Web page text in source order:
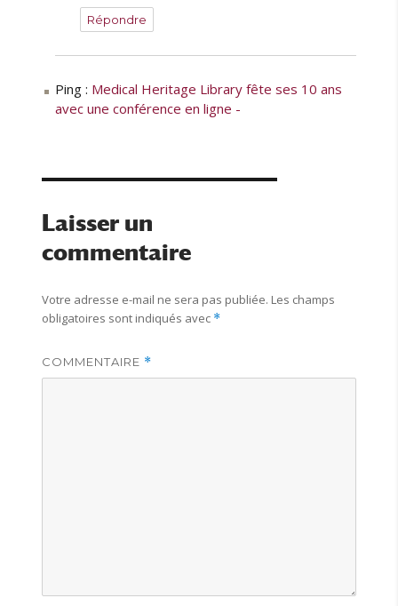
Répondre
Ping : Medical Heritage Library fête ses 10 ans
avec une conférence en ligne -
Laisser un
commentaire
Votre adresse e-mail ne sera pas publiée. Les champs
obligatoires sont indiqués avec *
COMMENTAIRE *